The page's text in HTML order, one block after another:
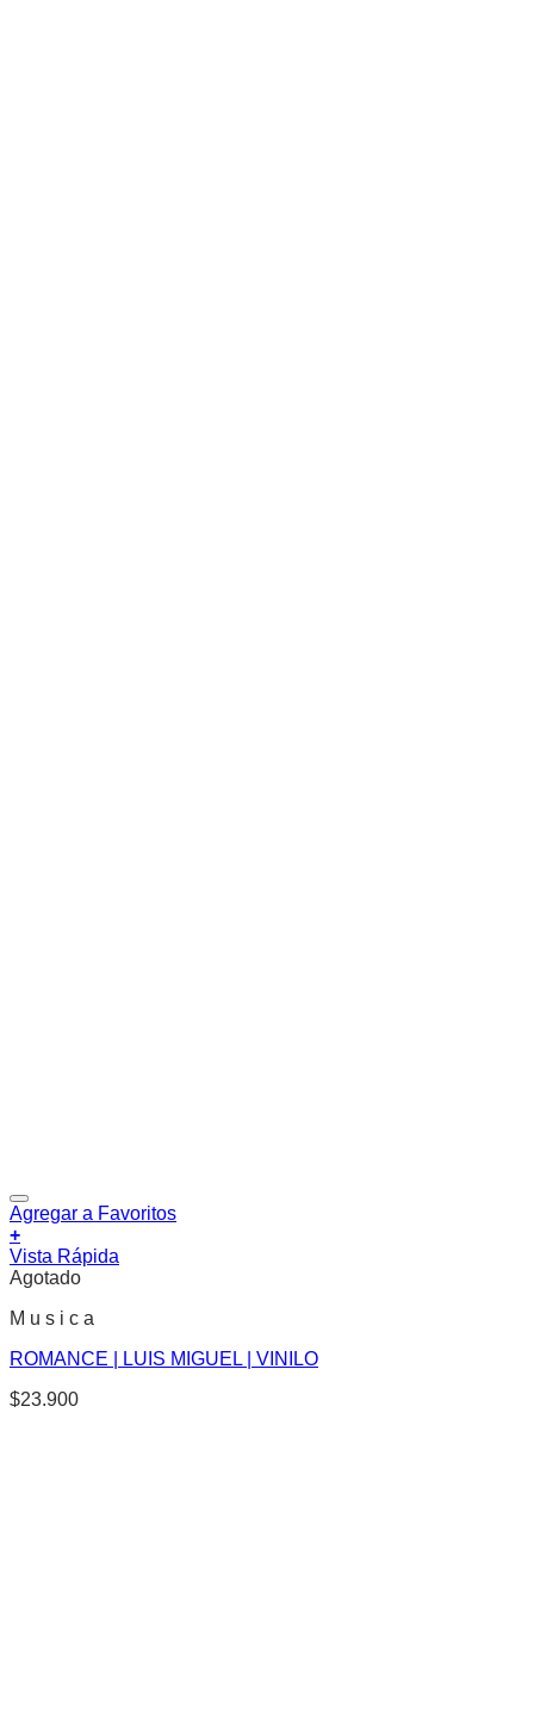
Agregar a Favoritos
+
Vista Rápida
Agotado
M u s i c a
ROMANCE | LUIS MIGUEL | VINILO
$23.900